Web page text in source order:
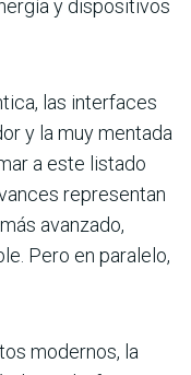
y dispositivos
las interfaces
y la muy mentada
a este listado
representan
avanzado,
Pero en paralelo,
modernos, la